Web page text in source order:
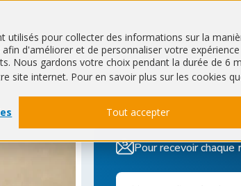
pour collecter des informations sur la
d'améliorer et de personnaliser votre
Nous gardons votre choix pendant la durée de 6
site internet. Pour en savoir plus sur les cookies
Tout accepter
recherche QHSE
Pour recevoir chaque